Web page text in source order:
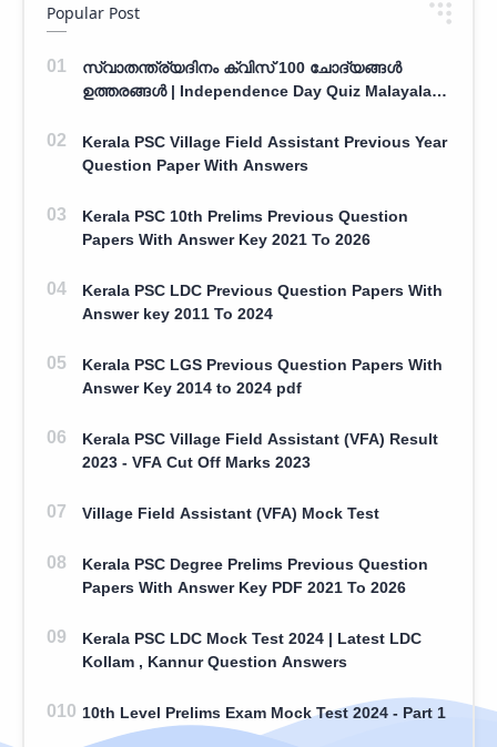
Popular Post
സ്വാതന്ത്ര്യദിനം ക്വിസ് 100 ചോദ്യങ്ങൾ
ഉത്തരങ്ങൾ | Independence Day Quiz Malayalam
Kerala PSC Village Field Assistant Previous Year
Question Paper With Answers
Kerala PSC 10th Prelims Previous Question
Papers With Answer Key 2021 To 2026
Kerala PSC LDC Previous Question Papers With
Answer key 2011 To 2024
Kerala PSC LGS Previous Question Papers With
Answer Key 2014 to 2024 pdf
Kerala PSC Village Field Assistant (VFA) Result
2023 - VFA Cut Off Marks 2023
Village Field Assistant (VFA) Mock Test
Kerala PSC Degree Prelims Previous Question
Papers With Answer Key PDF 2021 To 2026
Kerala PSC LDC Mock Test 2024 | Latest LDC
Kollam , Kannur Question Answers
10th Level Prelims Exam Mock Test 2024 - Part 1